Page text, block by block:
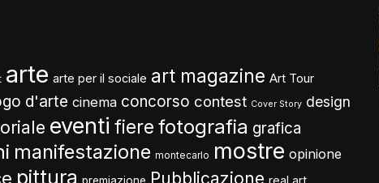
arte arte per il sociale art magazine Art Tour
d'arte cinema concorso contest Cover Story design
eventi fiere fotografia grafica
manifestazione montecarlo mostre opinione
pittura Pubblicazione real art